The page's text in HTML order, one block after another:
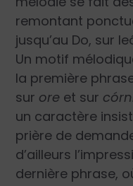
remontant
jusqu’au Do, sur
Un motif
la première
sur ore et sur
un caractère
prière de
d’ailleurs
dernière phrase,